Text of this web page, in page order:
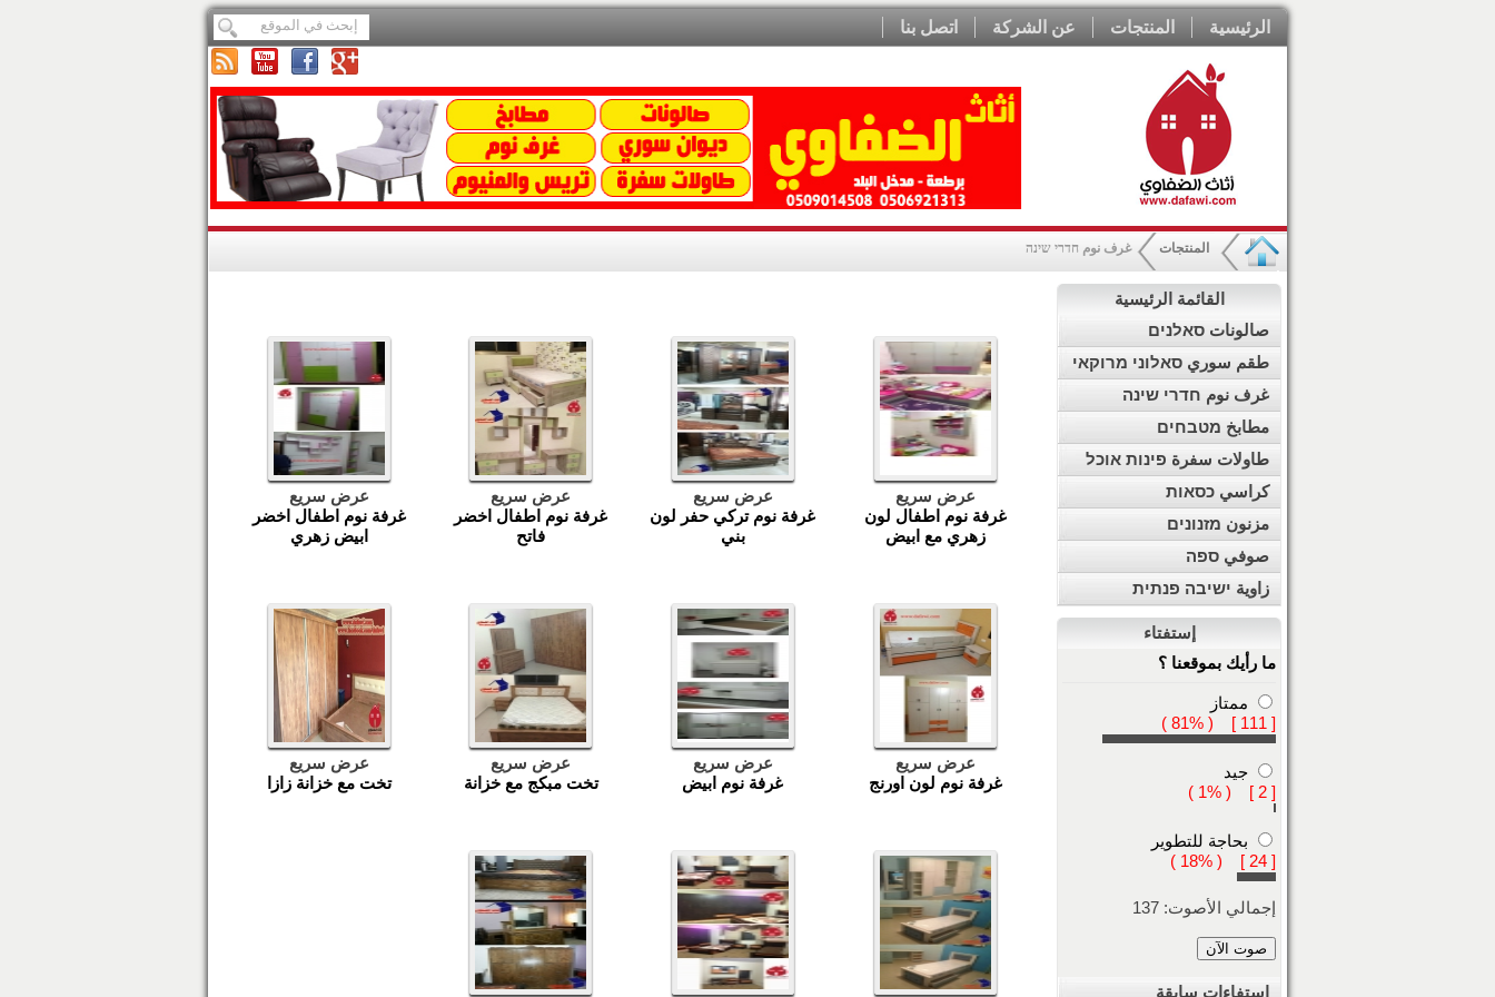
الرئيسية المنتجات عن الشركة اتصل بنا
المنتجات غرف نوم חדרי שינה
القائمة الرئيسية
صالونات סאלנים
طقم سوري סאלוני מרוקאי
غرف نوم חדרי שינה
مطابخ מטבחים
طاولات سفرة פינות אוכל
كراسي כסאות
مزنون מזנונים
صوفي ספה
زاوية ישיבה פנתית
إستفتاء
ما رأيك بموقعنا ؟
ممتاز
[ 111 ] ( 81% )
جيد
[ 2 ] ( 1% )
بحاجة للتطوير
[ 24 ] ( 18% )
إجمالي الأصوت: 137
استفاءات سابقة
عرض سريع
غرفة نوم اطفال لون
زهري مع ابيض
عرض سريع
غرفة نوم تركي حفر لون
بني
عرض سريع
غرفة نوم اطفال اخضر
فاتح
عرض سريع
غرفة نوم اطفال اخضر
ابيض زهري
عرض سريع
غرفة نوم لون اورنج
عرض سريع
غرفة نوم ابيض
عرض سريع
تخت مبكج مع خزانة
عرض سريع
تخت مع خزانة زازا